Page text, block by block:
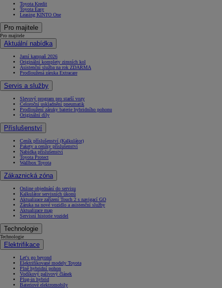
Toyota Kredit
Toyota Easy
Leasing KINTO One
Pro majitele
Pro majitele
Aktuální nabídka
Jarní kampaň 2026
Originální komplety zimních kol
Asistenční služba na rok ZDARMA
Prodloužená záruka Extracare
Servis a služby
Slevový program pro starší vozy
Celoroční uskladnění pneumatik
Prodloužení záruky baterie hybridního pohonu
Originální díly
Příslušenství
Ceník příslušenství (Kalkulátor)
Pakety a ceníky příslušenství
Nabídka příslušenství
Toyota Protect
Wallbox Toyota
Zákaznická zóna
Online objednání do servisu
Kalkulátor servisních úkonů
Aktualizace zařízení Touch 2 s navigací GO
Záruka na nové vozidlo a asistenční služby
Aktualizace map
Servisní historie vozidel
Technologie
Technologie
Elektrifikace
Let's go beyond
Elektrifikované modely Toyota
Plně hybridní pohon
Vodíkový palivový článek
Plug-in hybrid
Bateriové elektromobily